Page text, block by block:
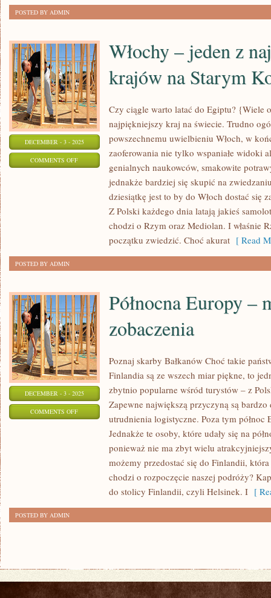
POSTED BY ADMIN
DECEMBER - 3 - 2025
COMMENTS OFFON
KONTYNENCIE
Włochy – jeden z
krajów na Starym
Czy ciągle warto latać do Egiptu? {Wiele
najpiękniejszy kraj na świecie. Trudno
powszechnemu uwielbieniu Włoch, w
zaoferowania nie tylko wspaniałe widoki
genialnych naukowców, smakowite
jednakże bardziej się skupić na
dziesiątkę jest to by do Włoch dostać się
Z Polski każdego dnia latają jakieś
chodzi o Rzym oraz Mediolan. I właśnie
początku zwiedzić. Choć akurat [ Read
POSTED BY ADMIN
DECEMBER - 3 - 2025
COMMENTS OFFON
Północna Europy –
zobaczenia
Poznaj skarby Bałkanów Choć takie
Finlandia są ze wszech miar piękne, to
zbytnio popularne wśród turystów – z
Zapewne największą przyczyną są
utrudnienia logistyczne. Poza tym
Jednakże te osoby, które udały się na
ponieważ nie ma zbyt wielu
możemy przedostać się do Finlandii,
chodzi o rozpoczęcie naszej podróży?
do stolicy Finlandii, czyli Helsinek. I [
POSTED BY ADMIN